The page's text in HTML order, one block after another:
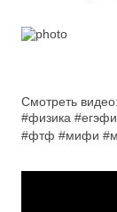
Смотреть видео:
#физика
#фтф #мифи